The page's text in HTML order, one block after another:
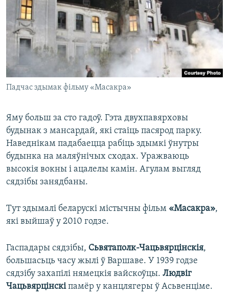
Падчас здымак фільму «Масакра»
Яму больш за сто гадоў. Гэта двухпавярховы
будынак з мансардай, які стаіць пасярод парку.
Наведнікам падабаецца рабіць здымкі ўнутры
будынка на маляўнічых сходах. Уражваюць
высокія вокны і ацалелы камін. Агулам выгляд
сядзібы занядбаны.
Тут здымалі беларускі містычны фільм «Масакра»,
які выйшаў у 2010 годзе.
Гаспадары сядзібы, Сьвятаполк-Чацьвярцінскія,
большасьць часу жылі ў Варшаве. У 1939 годзе
сядзібу захапілі нямецкія вайскоўцы. Людвіг
Чацьвярцінскіпамёр у канцлягеры ў Асьвенціме.